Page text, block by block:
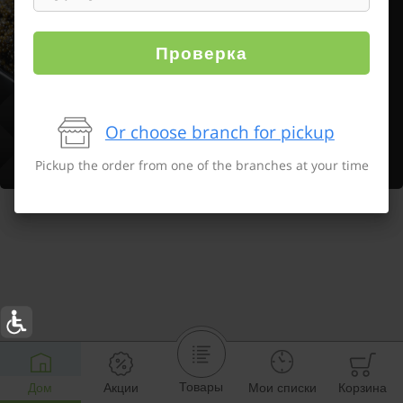
Дом Акции Товары Мои списки Корзина
Проверка
Or choose branch for pickup
Pickup the order from one of the branches at your time